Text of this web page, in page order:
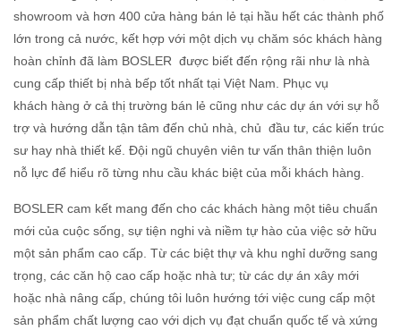
showroom và hơn 400 cửa hàng bán lẻ tại hầu hết các thành phố
lớn trong cả nước, kết hợp với một dịch vụ chăm sóc khách hàng
hoàn chỉnh đã làm BOSLER được biết đến rộng rãi như là nhà
cung cấp thiết bị nhà bếp tốt nhất tại Việt Nam. Phục vụ
khách hàng ở cả thị trường bán lẻ cũng như các dự án với sự hỗ
trợ và hướng dẫn tận tâm đến chủ nhà, chủ đầu tư, các kiến trúc
sư hay nhà thiết kế. Ðội ngũ chuyên viên tư vấn thân thiện luôn
nỗ lực để hiểu rõ từng nhu cầu khác biệt của mỗi khách hàng.
BOSLER cam kết mang đến cho các khách hàng một tiêu chuẩn
mới của cuộc sống, sự tiện nghi và niềm tự hào của việc sở hữu
một sản phẩm cao cấp. Từ các biệt thự và khu nghỉ dưỡng sang
trọng, các căn hộ cao cấp hoặc nhà tư; từ các dự án xây mới
hoặc nhà nâng cấp, chúng tôi luôn hướng tới việc cung cấp một
sản phẩm chất lượng cao với dịch vụ đạt chuẩn quốc tế và xứng